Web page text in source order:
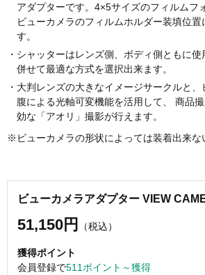
アダプターです。4×5サイズのフィルムフ
ビューカメラのフィルムホルダー装填位置
す。
・シャッターはレンズ側、ボディ側ともに
併せて最適な方式を選択出来ます。
・大判レンズの大きなイメージサークルと
腹による光軸可変機能を活用して、 商品
効な「アオリ」撮影が行えます。
※ビューカメラの形状によっては装着出来な
ビューカメラアダプター VIEW
51,150円 （税込）
獲得ポイント
会員登録で511ポイント～獲得